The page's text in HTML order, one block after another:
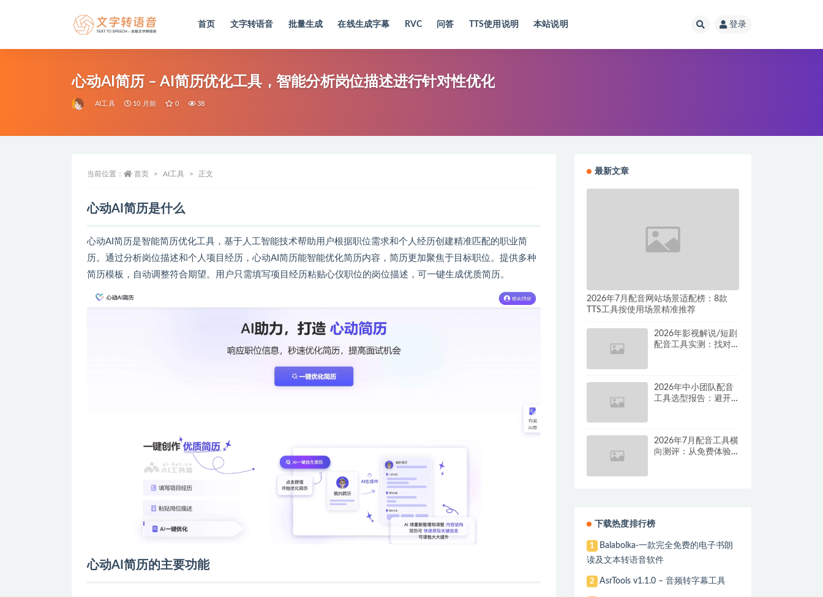
首页 文字转语音 批量生成 在线生成字幕 RVC 问答 TTS使用说明 本站说明 登录
心动AI简历 – AI简历优化工具，智能分析岗位描述进行针对性优化
AI工具 10 月前 0 38
当前位置： 首页 AI工具 正文
心动AI简历是什么
心动AI简历是智能简历优化工具，基于人工智能技术帮助用户根据职位需求和个人经历创建精准匹配的职业简
历。通过分析岗位描述和个人项目经历，心动AI简历能智能优化简历内容，简历更加聚焦于目标职位。提供多种
简历模板，自动调整符合期望。用户只需填写项目经历粘贴心仪职位的岗位描述，可一键生成优质简历。
心动AI简历的主要功能
最新文章
2026年7月配音网站场景适配榜：8款
TTS工具按使用场景精准推荐
2026年影视解说/短剧
配音工具实测：找对
2026年中小团队配音
工具选型报告：避开
2026年7月配音工具横
向测评：从免费体验
下载热度排行榜
1
Balabolka-一款完全免费的电子书朗
读及文本转语音软件
2 AsrTools v1.1.0 – 音频转字幕工具